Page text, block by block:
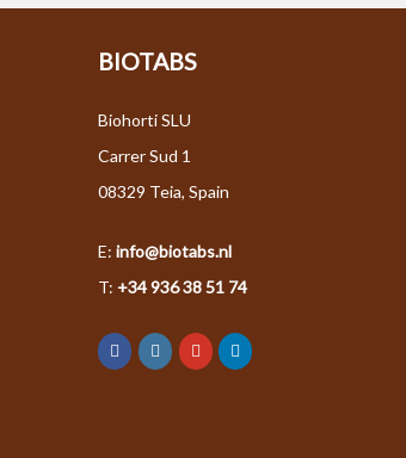
BIOTABS
Biohorti SLU
Carrer Sud 1
08329 Teia, Spain
E: info@biotabs.nl
T: +34 936 38 51 74